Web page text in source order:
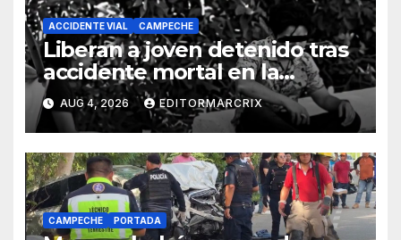
ACCIDENTE VIAL CAMPECHE
Liberan a joven detenido tras
accidente mortal en la
carretera Costera de
Campeche
AUG 4, 2026 EDITORMARCRIX
CAMPECHE PORTADA